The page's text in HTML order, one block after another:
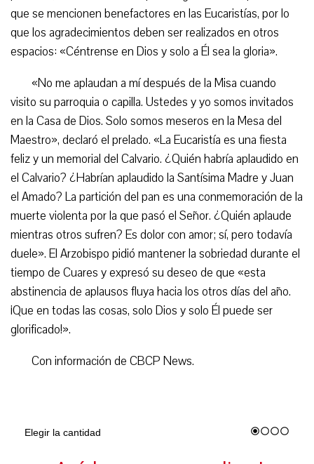
que se mencionen benefactores en las Eucaristías, por lo
que los agradecimientos deben ser realizados en otros
espacios: «Céntrense en Dios y solo a Él sea la gloria».
«No me aplaudan a mí después de la Misa cuando
visito su parroquia o capilla. Ustedes y yo somos invitados
en la Casa de Dios. Solo somos meseros en la Mesa del
Maestro», declaró el prelado. «La Eucaristía es una fiesta
feliz y un memorial del Calvario. ¿Quién habría aplaudido en
el Calvario? ¿Habrían aplaudido la Santísima Madre y Juan
el Amado? La partición del pan es una conmemoración de la
muerte violenta por la que pasó el Señor. ¿Quién aplaude
mientras otros sufren? Es dolor con amor; sí, pero todavía
duele». El Arzobispo pidió mantener la sobriedad durante el
tiempo de Cuares y expresó su deseo de que «esta
abstinencia de aplausos fluya hacia los otros días del año.
¡Que en todas las cosas, solo Dios y solo Él puede ser
glorificado!».
Con información de CBCP News.